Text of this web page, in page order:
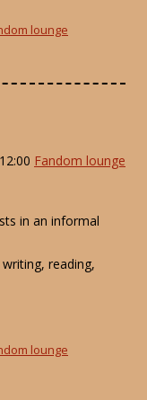
lounge
Fandom lounge
in an informal
reading,
lounge